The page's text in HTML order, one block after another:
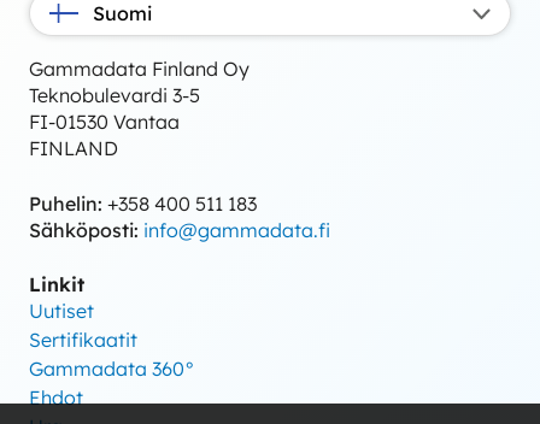
Suomi
Gammadata Finland Oy
Teknobulevardi 3-5
FI-01530 Vantaa
FINLAND
Puhelin: +358 400 511 183
Sähköposti: info@gammadata.fi
Linkit
Uutiset
Sertifikaatit
Gammadata 360°
Ehdot